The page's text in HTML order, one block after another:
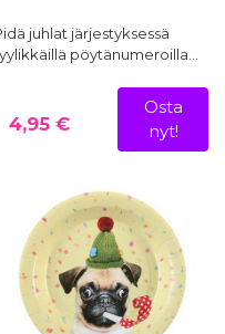
juhlat järjestyksessä
pöytänumeroilla…
4,95 €
Osta
nyt!